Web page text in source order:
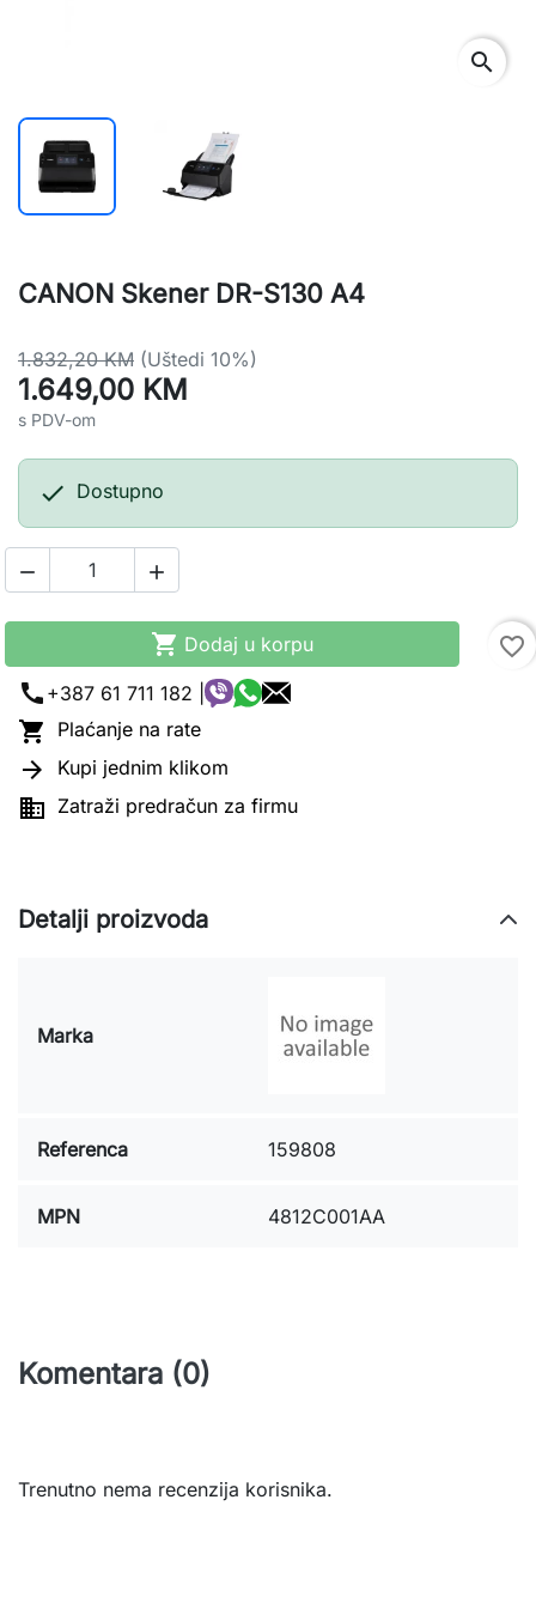
search
CANON Skener DR-S130 A4
1.832,20 KM (Uštedi 10%)
1.649,00 KM
s PDV-om
 Dostupno
 
 Dodaj u korpu
favorite_border
call +387 61 711 182 |
 Plaćanje na rate
 Kupi jednim klikom
 Zatraži predračun za firmu
Detalji proizvoda
Marka
Referenca 159808
MPN 4812C001AA
Komentara (0)
Trenutno nema recenzija korisnika.